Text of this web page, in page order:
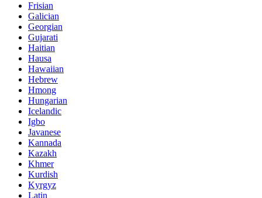
Frisian
Galician
Georgian
Gujarati
Haitian
Hausa
Hawaiian
Hebrew
Hmong
Hungarian
Icelandic
Igbo
Javanese
Kannada
Kazakh
Khmer
Kurdish
Kyrgyz
Latin